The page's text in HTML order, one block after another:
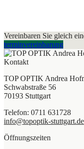
Vereinbaren Sie gleich
terminvereinbarung
Kontakt
TOP OPTIK Andrea
Schwabstraße 56
70193 Stuttgart
Telefon: 0711 631728
info@topoptik-stuttgart.de
Öffnungszeiten